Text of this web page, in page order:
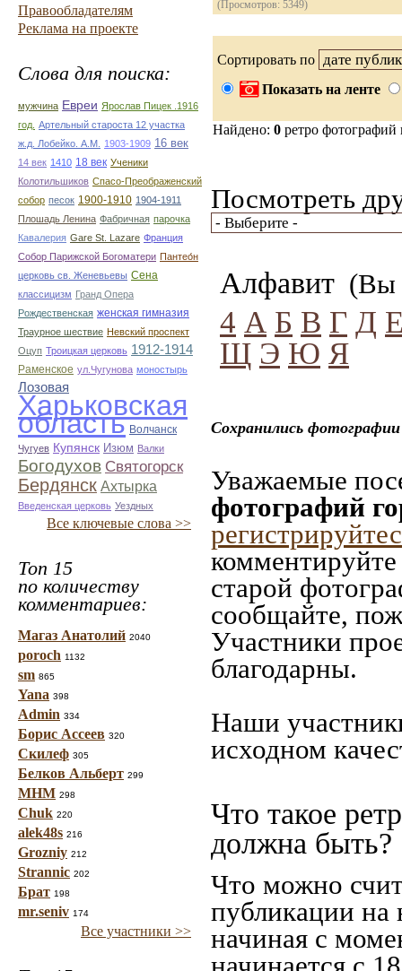
Правообладателям
Реклама на проекте
Слова для поиска:
мужчина Евреи Ярослав Пицек .1916
год. Артельный староста 12 участка
ж.д. Лобейко. А.М.
1903-1909 16 век
14 век 1410 18 век Ученики
Колотильшиков Спасо-Преображенский
собор песок 1900-1910 1904-1911
Плошадь Ленина Фабричная парочка
Кавалерия Gare St. Lazare Франция
Собор Парижской Богоматери Пантео́н
церковь св. Женевьевы Сена
классицизм Гранд Опера
Рождественская женская гимназия
Траурное шествие Невский проспект
Оцуп Троицкая церковь 1912-1914
Раменское ул.Чугунова моностырь
Лозовая
Харьковская
область Волчанск
Чугуев Купянск Изюм Валки
Богодухов Святогорск
Бердянск Ахтырка
Введенская церковь Уездных
Все ключевые слова >>
Топ 15
по количеству
комментариев:
Магаз Анатолий 2040
poroch 1132
sm 865
Yana 398
Admin 334
Борис Ассеев 320
Скилеф 305
Белков Альберт 299
МНМ 298
Chuk 220
alek48s 216
Grozniy 212
Strannic 202
Брат 198
mr.seniv 174
Все участники >>
(Просмотров: 5349)
Сортировать по
Показать на ленте
Найдено: 0 ретро
Посмотреть
Алфавит (Вы
4 А Б В Г Д
Щ Э Ю Я
Сохранились
Уважаемые
фотографий
старой
сообщайте,
Участники
благодарны.
Наши
исходном
Что такое
должна быть?
Что можно
публикации
начиная c